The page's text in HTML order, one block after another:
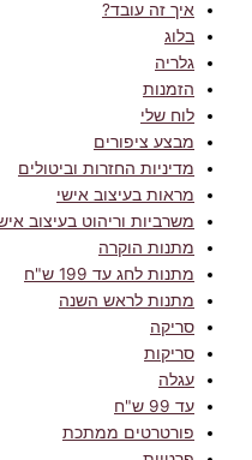
איך זה עובד?
בלוג
גלריה
הזמנות
לוח שלי
מבצע ציפורים
מדיניות החזרות וביטולים
מראות בעיצוב אישי
משרביות וריהוט בעיצוב אישי
מתנות הוקרה
מתנות לחג עד 199 ש"ח
מתנות לראש השנה
סריקה
סריקות
עגלה
עד 99 ש"ח
פורטרטים ממתכת